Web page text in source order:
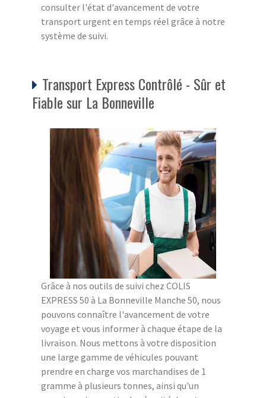
consulter l'état d'avancement de votre
transport urgent en temps réel grâce à notre
système de suivi.
Transport Express Contrôlé - Sûr et
Fiable sur La Bonneville
Grâce à nos outils de suivi chez COLIS
EXPRESS 50 à La Bonneville Manche 50, nous
pouvons connaître l'avancement de votre
voyage et vous informer à chaque étape de la
livraison. Nous mettons à votre disposition
une large gamme de véhicules pouvant
prendre en charge vos marchandises de 1
gramme à plusieurs tonnes, ainsi qu'un